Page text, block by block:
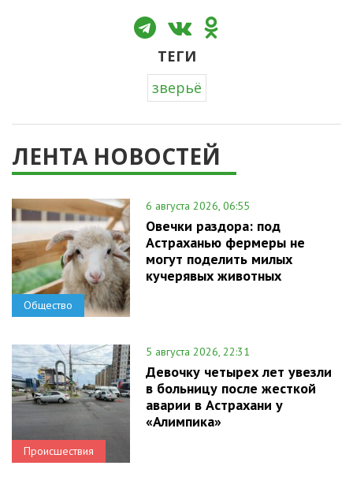
ТЕГИ
зверьё
ЛЕНТА НОВОСТЕЙ
Общество
6 августа 2026, 06:55
Овечки раздора: под
Астраханью фермеры не
могут поделить милых
кучерявых животных
Происшествия
5 августа 2026, 22:31
Девочку четырех лет увезли
в больницу после жесткой
аварии в Астрахани у
«Алимпика»